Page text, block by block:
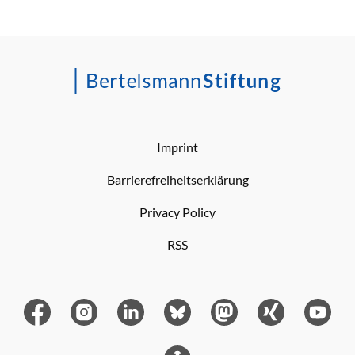
Imprint
Barrierefreiheitserklärung
Privacy Policy
RSS